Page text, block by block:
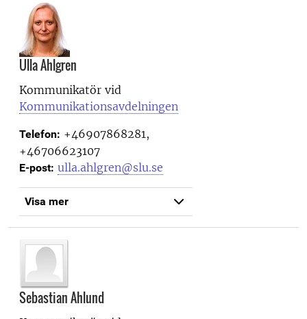
Ulla Ahlgren
Kommunikatör vid
Kommunikationsavdelningen
Telefon: +46907868281,
+46706623107
E-post: ulla.ahlgren@slu.se
Visa mer
Sebastian Ahlund